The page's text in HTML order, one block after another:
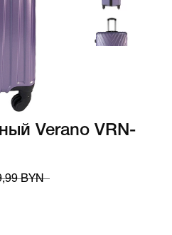
Verano VRN-
BYN